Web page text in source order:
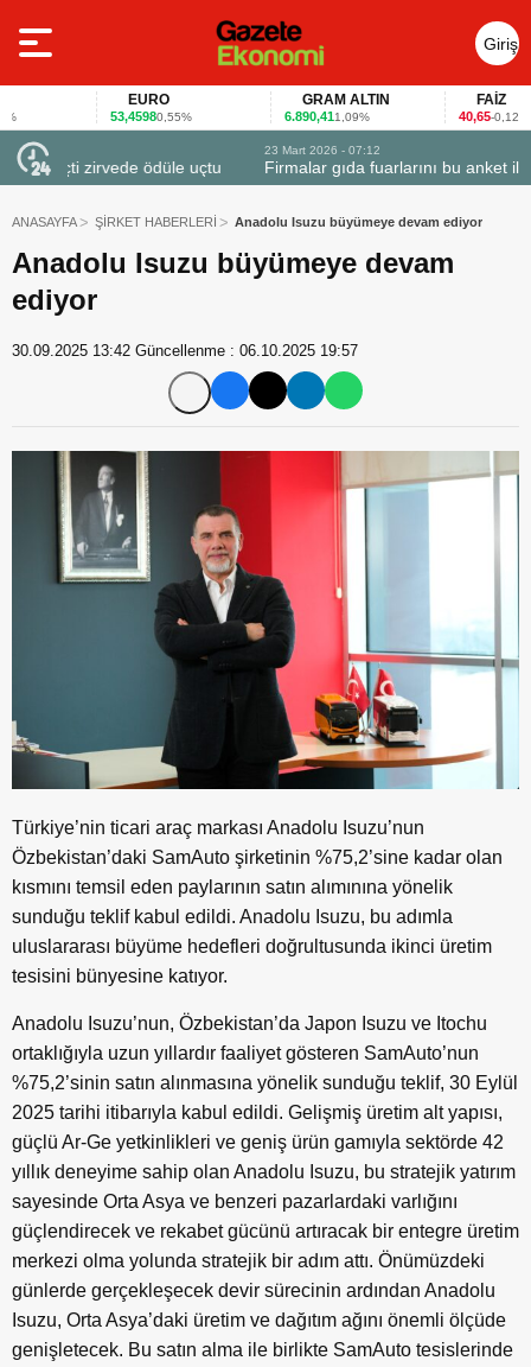
Giriş
Yap
EURO
53,45980,55%
GRAM ALTIN
6.890,411,09%
FAİZ
40,65 -0,12%
Firmalar gıda fuarlarını bu anket ile değerlendirdi
ANASAYFA ŞİRKET HABERLERİ Anadolu Isuzu büyümeye devam ediyor
Anadolu Isuzu büyümeye devam
ediyor
30.09.2025 13:42 Güncellenme : 06.10.2025 19:57
Türkiye’nin ticari araç markası Anadolu Isuzu’nun
Özbekistan’daki SamAuto şirketinin %75,2’sine kadar olan
kısmını temsil eden paylarının satın alımınına yönelik
sunduğu teklif kabul edildi. Anadolu Isuzu, bu adımla
uluslararası büyüme hedefleri doğrultusunda ikinci üretim
tesisini bünyesine katıyor.
Anadolu Isuzu’nun, Özbekistan’da Japon Isuzu ve Itochu
ortaklığıyla uzun yıllardır faaliyet gösteren SamAuto’nun
%75,2’sinin satın alınmasına yönelik sunduğu teklif, 30 Eylül
2025 tarihi itibarıyla kabul edildi. Gelişmiş üretim alt yapısı,
güçlü Ar-Ge yetkinlikleri ve geniş ürün gamıyla sektörde 42
yıllık deneyime sahip olan Anadolu Isuzu, bu stratejik yatırım
sayesinde Orta Asya ve benzeri pazarlardaki varlığını
güçlendirecek ve rekabet gücünü artıracak bir entegre üretim
merkezi olma yolunda stratejik bir adım attı. Önümüzdeki
günlerde gerçekleşecek devir sürecinin ardından Anadolu
Isuzu, Orta Asya’daki üretim ve dağıtım ağını önemli ölçüde
genişletecek. Bu satın alma ile birlikte SamAuto tesislerinde